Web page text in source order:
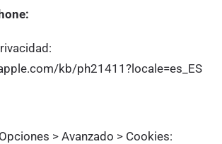
kb/ph21411?locale=es_ES
> Avanzado > Cookies: